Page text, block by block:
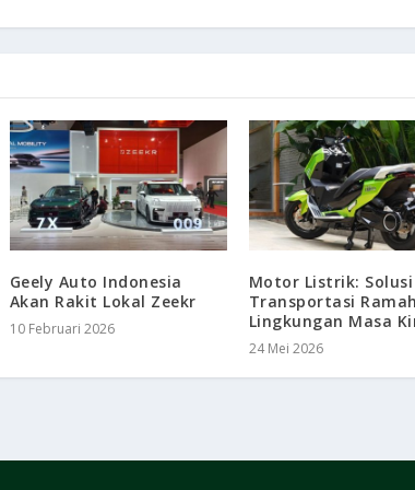
Geely Auto Indonesia
Akan Rakit Lokal Zeekr
10 Februari 2026
Motor Listrik: Solusi
Transportasi
Lingkungan Masa
24 Mei 2026